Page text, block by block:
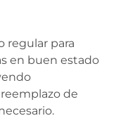
regular para
en buen estado
de